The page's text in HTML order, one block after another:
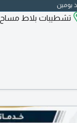
يومين
تشطيبات بلاط